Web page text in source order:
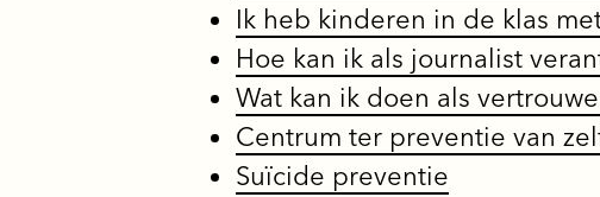
Ik heb kinderen in de klas
Hoe kan ik als journalist
Wat kan ik doen als
Centrum ter preventie van
Suïcide preventie